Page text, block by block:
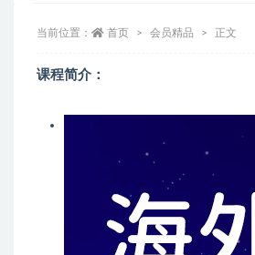
当前位置： 首页 会员精品 正文
课程简介：